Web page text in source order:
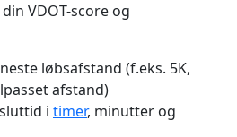
VDOT-score og
løbsafstand (f.eks. 5K,
afstand)
i timer, minutter og